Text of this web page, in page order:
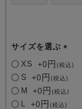
サイズを選ぶ
(
)
XS +0 税込
S +0 税込
M +0 税込
+0 税込